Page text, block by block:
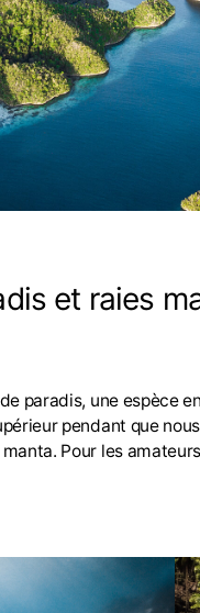
et raies
paradis, une espèce
pendant que
Pour les